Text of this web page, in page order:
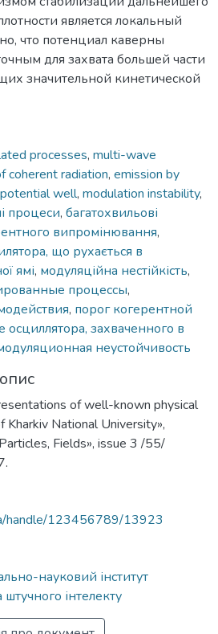
является локальный
что потенциал каверны
для захвата большей части
значительной кинетической
processes, multi-wave
coherent radiation, emission by
well, modulation instability,
процеси, багатохвильові
випромінювання,
що рухається в
ямі, модуляційна нестійкість,
процессы,
, порог когерентной
осциллятора, захваченного в
неустойчивость
of well-known physical
Kharkiv National University»,
Fields», issue 3 /55/
handle/123456789/13923
науковий інститут
інтелекту